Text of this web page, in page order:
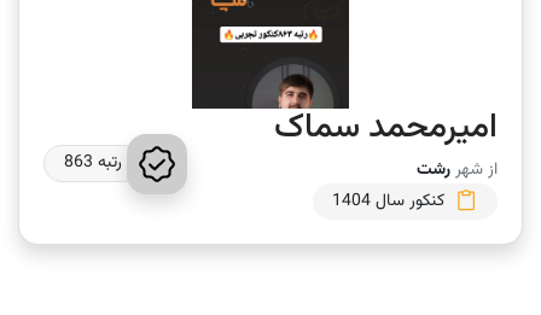
امیرمحمد سماک
از شهررشت
کنکور سال 1404
رتبه 863